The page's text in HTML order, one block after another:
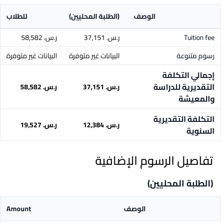
الوصف (الطلبة المحليين)
للطلاب
Tuition fee
ر.س.‏ 37,151
ر.س.‏ 58,582
رسوم متنوعة
البيانات غير متوفرة البيانات غير متوفرة
إجمالي التكلفة
التقديرية للدراسة
والمعيشة
ر.س.‏ 37,151 ر.س.‏ 58,582
التكلفة التقديرية
السنوية
ر.س.‏ 12,384 ر.س.‏ 19,527
تفاصيل الرسوم الإضافية
(الطلبة المحليين)
الوصف
Amount